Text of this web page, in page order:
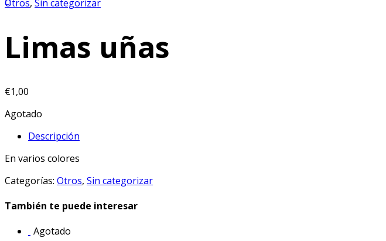
Otros, Sin categorizar
Limas uñas
€1,00
Agotado
Descripción
En varios colores
Categorías: Otros, Sin categorizar
También te puede interesar
Agotado